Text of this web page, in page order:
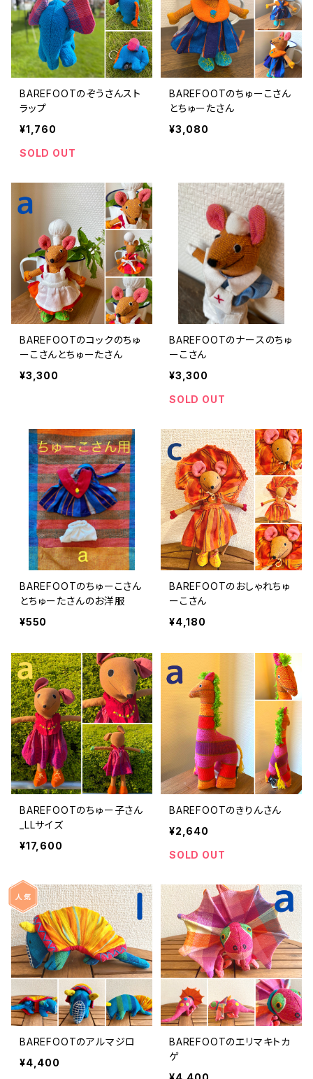
BAREFOOTのぞうさんスト
ラップ
¥1,760
SOLD OUT
BAREFOOTのちゅーこさん
とちゅーたさん
¥3,080
BAREFOOTのコックのちゅ
ーこさんとちゅーたさん
¥3,300
BAREFOOTのナースのちゅ
ーこさん
¥3,300
SOLD OUT
BAREFOOTのちゅーこさん
とちゅーたさんのお洋服
¥550
BAREFOOTのおしゃれちゅ
ーこさん
¥4,180
BAREFOOTのちゅー子さん
_LLサイズ
¥17,600
BAREFOOTのきりんさん
¥2,640
SOLD OUT
BAREFOOTのアルマジロ
¥4,400
BAREFOOTのエリマキトカ
ゲ